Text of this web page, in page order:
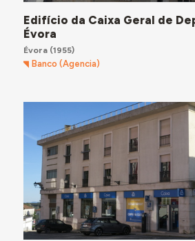
Edifício da Caixa Geral de
Évora
Évora(1955)
Banco (Agencia)